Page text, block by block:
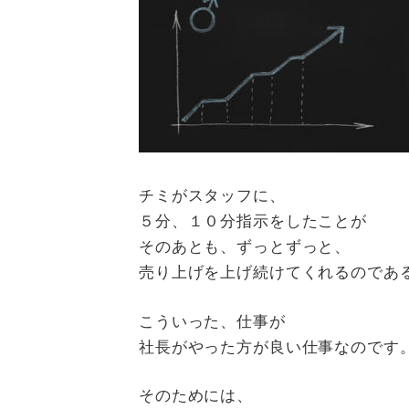
チミがスタッフに、
５分、１０分指示をしたことが
そのあとも、ずっとずっと、
売り上げを上げ続けてくれるのであ
こういった、仕事が
社長がやった方が良い仕事なのです
そのためには、